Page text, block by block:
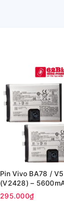
Pin Vivo BA78 /
(V2428) – 5600mAh
hãng)
295.000₫